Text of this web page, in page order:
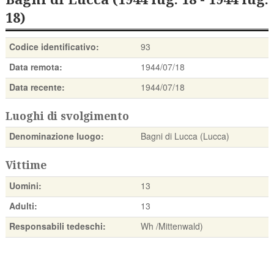
18)
Codice identificativo:
93
Data remota:
1944/07/18
Data recente:
1944/07/18
Luoghi di svolgimento
Denominazione luogo: Bagni di Lucca (Lucca)
Vittime
Uomini:
13
Adulti:
13
Responsabili tedeschi:
Wh /Mittenwald)